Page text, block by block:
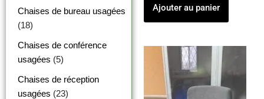
Chaises de bureau usagées
(18)
Chaises de conférence
usagées (5)
Chaises de réception
usagées (23)
Ajouter au panier